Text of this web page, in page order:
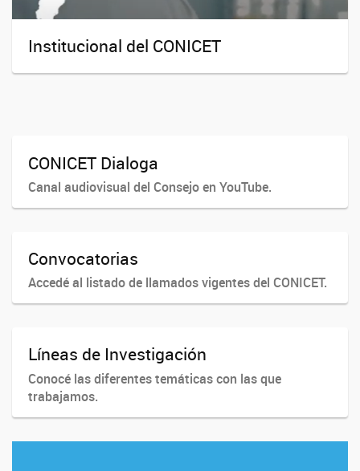
Institucional del CONICET
CONICET Dialoga
Canal audiovisual del Consejo en YouTube.
Convocatorias
Accedé al listado de llamados vigentes del CONICET.
Líneas de Investigación
Conocé las diferentes temáticas con las que
trabajamos.